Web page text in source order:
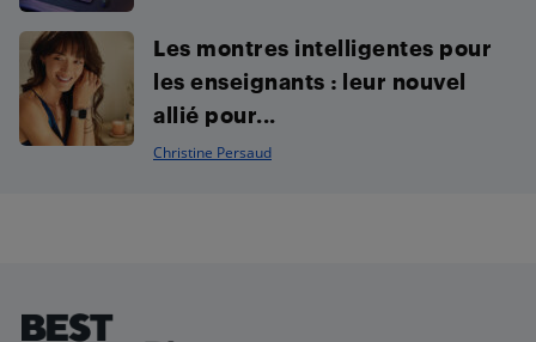
Les montres intelligentes pour
les enseignants : leur nouvel
allié pour...
Christine Persaud